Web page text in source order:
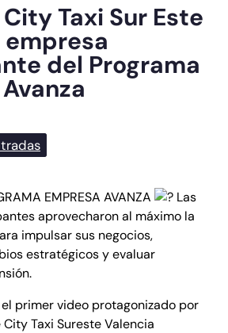
Taxi Sur Este
del Programa
EMPRESA AVANZA
Las
aprovecharon al máximo la
impulsar sus negocios,
estratégicos y evaluar
primer video protagonizado por
Taxi Sureste Valencia